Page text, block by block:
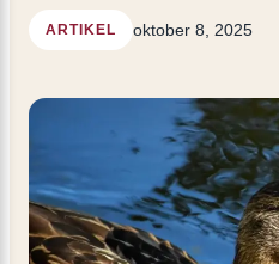
ARTIKEL oktober 8, 2025